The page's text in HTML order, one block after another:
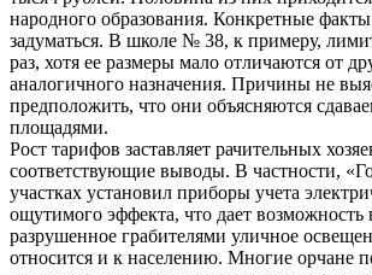
народного образования. Конкретные факты
задуматься. В школе № 38, к примеру,
раз, хотя ее размеры мало отличаются от
аналогичного назначения. Причины не
предположить, что они объясняются
площадями.
Рост тарифов заставляет рачительных
соответствующие выводы. В частности,
участках установил приборы учета
ощутимого эффекта, что дает возможность
разрушенное грабителями уличное
относится и к населению. Многие орчане